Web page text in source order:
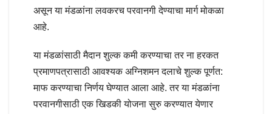
असून या मंडळांना लवकरच परवानगी देण्याचा मार्ग मोकळा
आहे.
या मंडळांसाठी मैदान शुल्क कमी करण्याचा तर ना हरकत
प्रमाणपत्रासाठी आवश्यक अग्निशमन दलाचे शुल्क पूर्णत:
माफ करण्याचा निर्णय घेण्यात आला आहे. तर या मंडळांना
परवानगीसाठी एक खिडकी योजना सुरु करण्यात येणार